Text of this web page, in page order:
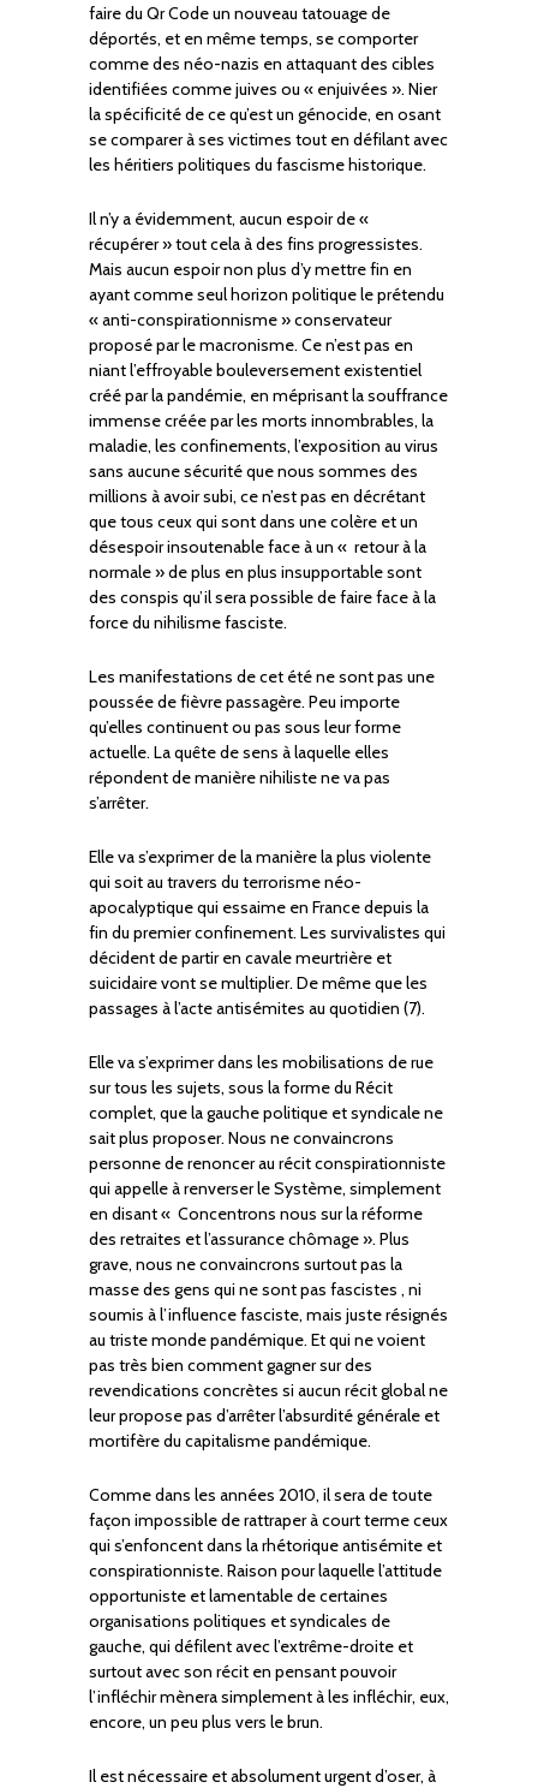
faire du Qr Code un nouveau tatouage de
déportés, et en même temps, se comporter
comme des néo-nazis en attaquant des cibles
identifiées comme juives ou « enjuivées ». Nier
la spécificité de ce qu’est un génocide, en osant
se comparer à ses victimes tout en défilant avec
les héritiers politiques du fascisme historique.
Il n’y a évidemment, aucun espoir de «
récupérer » tout cela à des fins progressistes.
Mais aucun espoir non plus d’y mettre fin en
ayant comme seul horizon politique le prétendu
« anti-conspirationnisme » conservateur
proposé par le macronisme. Ce n’est pas en
niant l’effroyable bouleversement existentiel
créé par la pandémie, en méprisant la souffrance
immense créée par les morts innombrables, la
maladie, les confinements, l’exposition au virus
sans aucune sécurité que nous sommes des
millions à avoir subi, ce n’est pas en décrétant
que tous ceux qui sont dans une colère et un
désespoir insoutenable face à un « retour à la
normale » de plus en plus insupportable sont
des conspis qu’il sera possible de faire face à la
force du nihilisme fasciste.
Les manifestations de cet été ne sont pas une
poussée de fièvre passagère. Peu importe
qu’elles continuent ou pas sous leur forme
actuelle. La quête de sens à laquelle elles
répondent de manière nihiliste ne va pas
s’arrêter.
Elle va s’exprimer de la manière la plus violente
qui soit au travers du terrorisme néo-
apocalyptique qui essaime en France depuis la
fin du premier confinement. Les survivalistes qui
décident de partir en cavale meurtrière et
suicidaire vont se multiplier. De même que les
passages à l’acte antisémites au quotidien (7).
Elle va s’exprimer dans les mobilisations de rue
sur tous les sujets, sous la forme du Récit
complet, que la gauche politique et syndicale ne
sait plus proposer. Nous ne convaincrons
personne de renoncer au récit conspirationniste
qui appelle à renverser le Système, simplement
en disant « Concentrons nous sur la réforme
des retraites et l’assurance chômage ». Plus
grave, nous ne convaincrons surtout pas la
masse des gens qui ne sont pas fascistes , ni
soumis à l’influence fasciste, mais juste résignés
au triste monde pandémique. Et qui ne voient
pas très bien comment gagner sur des
revendications concrètes si aucun récit global ne
leur propose pas d’arrêter l’absurdité générale et
mortifère du capitalisme pandémique.
Comme dans les années 2010, il sera de toute
façon impossible de rattraper à court terme ceux
qui s’enfoncent dans la rhétorique antisémite et
conspirationniste. Raison pour laquelle l’attitude
opportuniste et lamentable de certaines
organisations politiques et syndicales de
gauche, qui défilent avec l’extrême-droite et
surtout avec son récit en pensant pouvoir
l’infléchir mènera simplement à les infléchir, eux,
encore, un peu plus vers le brun.
Il est nécessaire et absolument urgent d’oser, à